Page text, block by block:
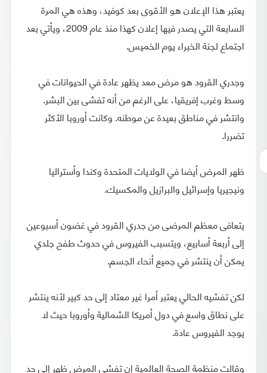
يعتبر هذا الإعلان هو الأقوى بعد كوفيد، وهذه هي المرة
السابعة التي يصدر فيها إعلان كهذا منذ عام 2009، ويأتي بعد
اجتماع لجنة الخبراء يوم الخميس.
وجدري القرود هو مرض معد يظهر عادة في الحيوانات في
وسط وغرب إفريقيا، على الرغم من أنه تفشى بين البشر.
وانتشر في مناطق بعيدة عن موطنه. وكانت أوروبا الأكثر
تضررا.
ظهر المرض أيضا في الولايات المتحدة وكندا وأستراليا
ونيجيريا وإسرائيل والبرازيل والمكسيك.
يتعافى معظم المرضى من جدري القرود في غضون أسبوعين
إلى أربعة أسابيع، ويتسبب الفيروس في حدوث طفح جلدي
يمكن أن ينتشر في جميع أنحاء الجسم.
لكن تفشيه الحالي يعتبر أمرا غير معتاد إلى حد كبير لأنه ينتشر
على نطاق واسع في دول أمريكا الشمالية وأوروبا حيث لا
يوجد الفيروس عادة.
وقالت منظمة الصحة العالمية إن تفشي المرض ظهر إلى حد